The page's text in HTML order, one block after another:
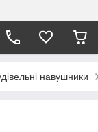
навушники